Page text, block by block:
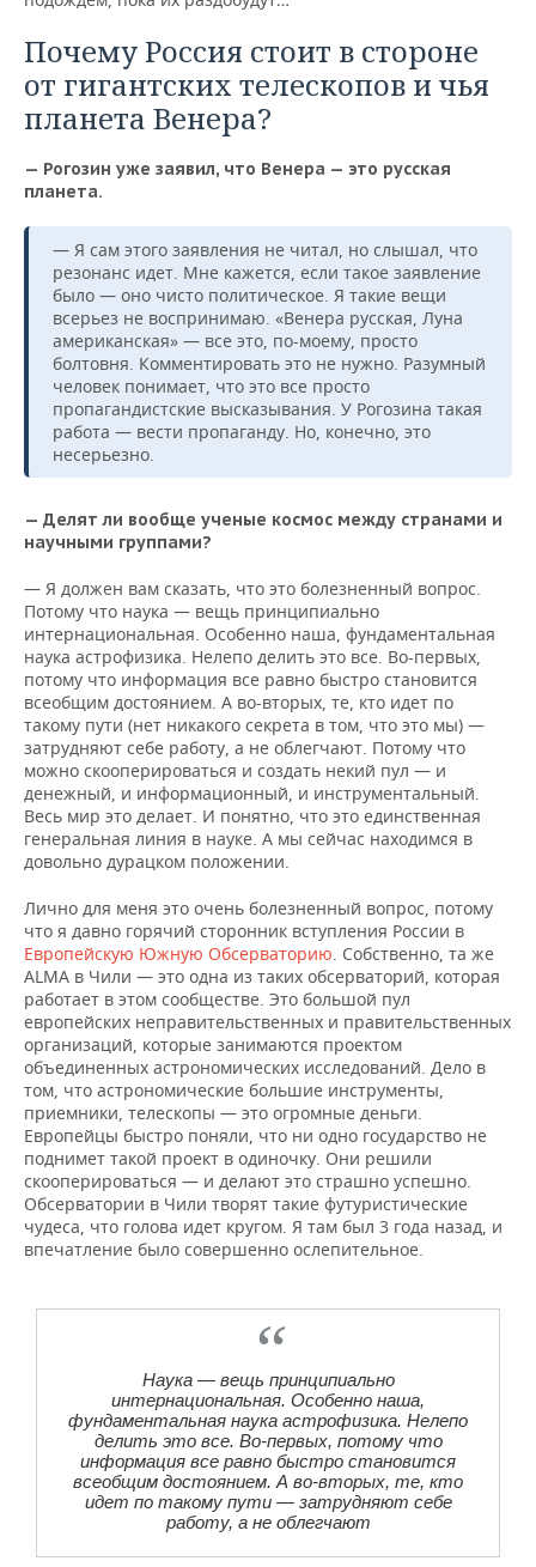
Почему Россия стоит в стороне
от гигантских телескопов и чья
планета Венера?
— Рогозин уже заявил, что Венера — это русская
планета.
— Я сам этого заявления не читал, но слышал, что
резонанс идет. Мне кажется, если такое заявление
было — оно чисто политическое. Я такие вещи
всерьез не воспринимаю. «Венера русская, Луна
американская» — все это, по-моему, просто
болтовня. Комментировать это не нужно. Разумный
человек понимает, что это все просто
пропагандистские высказывания. У Рогозина такая
работа — вести пропаганду. Но, конечно, это
несерьезно.
— Делят ли вообще ученые космос между странами и
научными группами?
— Я должен вам сказать, что это болезненный вопрос.
Потому что наука — вещь принципиально
интернациональная. Особенно наша, фундаментальная
наука астрофизика. Нелепо делить это все. Во-первых,
потому что информация все равно быстро становится
всеобщим достоянием. А во-вторых, те, кто идет по
такому пути (нет никакого секрета в том, что это мы) —
затрудняют себе работу, а не облегчают. Потому что
можно скооперироваться и создать некий пул — и
денежный, и информационный, и инструментальный.
Весь мир это делает. И понятно, что это единственная
генеральная линия в науке. А мы сейчас находимся в
довольно дурацком положении.
Лично для меня это очень болезненный вопрос, потому
что я давно горячий сторонник вступления России в
Европейскую Южную Обсерваторию. Собственно, та же
ALMA в Чили — это одна из таких обсерваторий, которая
работает в этом сообществе. Это большой пул
европейских неправительственных и правительственных
организаций, которые занимаются проектом
объединенных астрономических исследований. Дело в
том, что астрономические большие инструменты,
приемники, телескопы — это огромные деньги.
Европейцы быстро поняли, что ни одно государство не
поднимет такой проект в одиночку. Они решили
скооперироваться — и делают это страшно успешно.
Обсерватории в Чили творят такие футуристические
чудеса, что голова идет кругом. Я там был 3 года назад, и
впечатление было совершенно ослепительное.
Наука — вещь принципиально
интернациональная. Особенно наша,
фундаментальная наука астрофизика. Нелепо
делить это все. Во-первых, потому что
информация все равно быстро становится
всеобщим достоянием. А во-вторых, те, кто
идет по такому пути — затрудняют себе
работу, а не облегчают